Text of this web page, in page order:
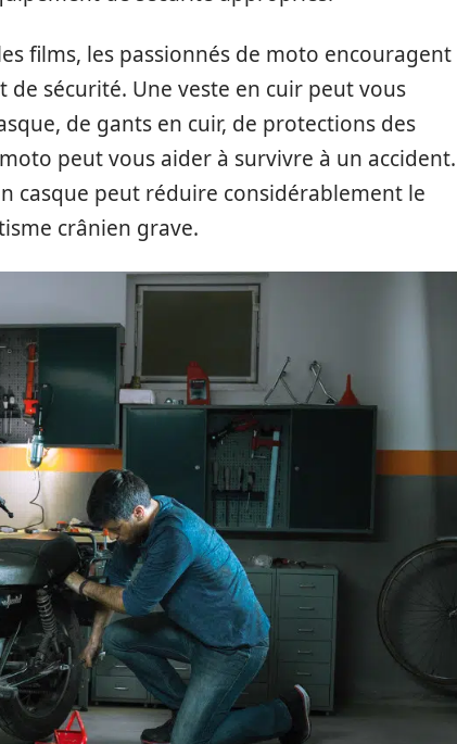
films, les passionnés de moto encouragent
de sécurité. Une veste en cuir peut vous
de gants en cuir, de protections des
peut vous aider à survivre à un accident.
casque peut réduire considérablement le
crânien grave.